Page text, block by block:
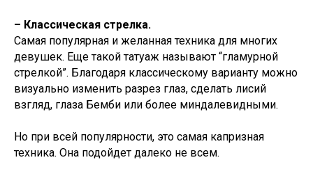
– Классическая стрелка.
Самая популярная и желанная техника для многих
девушек. Еще такой татуаж называют “гламурной
стрелкой”. Благодаря классическому варианту можно
визуально изменить разрез глаз, сделать лисий
взгляд, глаза Бемби или более миндалевидными.
Но при всей популярности, это самая капризная
техника. Она подойдет далеко не всем.